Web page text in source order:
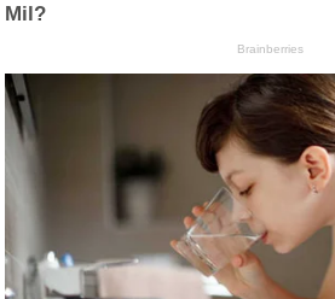
Mil?
Brainberries